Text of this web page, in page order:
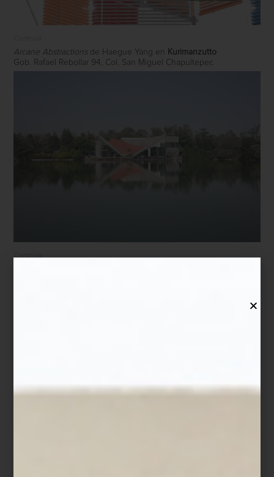
Arcane Abstractions de Haegue Yang en
Kurimanzutto
Gob. Rafael Rebollar 94, Col. San Miguel Chapultepec